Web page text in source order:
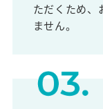
ただくため、
ません。